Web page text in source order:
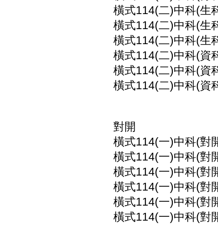
橫式114(二)中科(生
橫式114(二)中科(生
橫式114(二)中科(生
橫式114(二)中科(資
橫式114(二)中科(資
橫式114(二)中科(資
對開
橫式114(一)中科(對
橫式114(一)中科(對
橫式114(一)中科(對
橫式114(一)中科(對
橫式114(一)中科(對
橫式114(一)中科(對